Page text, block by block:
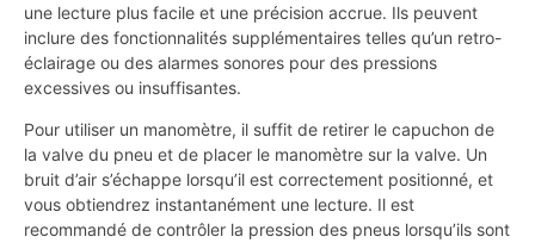
une lecture plus facile et une précision accrue. Ils peuvent
inclure des fonctionnalités supplémentaires telles qu’un retro-
éclairage ou des alarmes sonores pour des pressions
excessives ou insuffisantes.
Pour utiliser un manomètre, il suffit de retirer le capuchon de
la valve du pneu et de placer le manomètre sur la valve. Un
bruit d’air s’échappe lorsqu’il est correctement positionné, et
vous obtiendrez instantanément une lecture. Il est
recommandé de contrôler la pression des pneus lorsqu’ils sont